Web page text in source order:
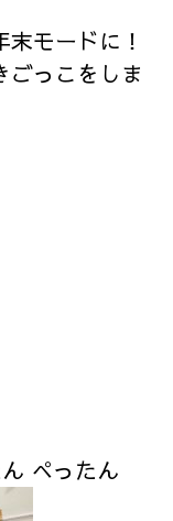
モードに！
ごっこをしま
ぺったん